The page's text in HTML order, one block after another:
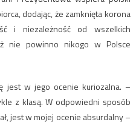
dodając, że zamknięta korona
i niezależność od wszelkich
nie powinno nikogo w Polsce
jest w jego ocenie kuriozalna. –
z klasą. W odpowiedni sposób
jest w mojej ocenie absurdalny –